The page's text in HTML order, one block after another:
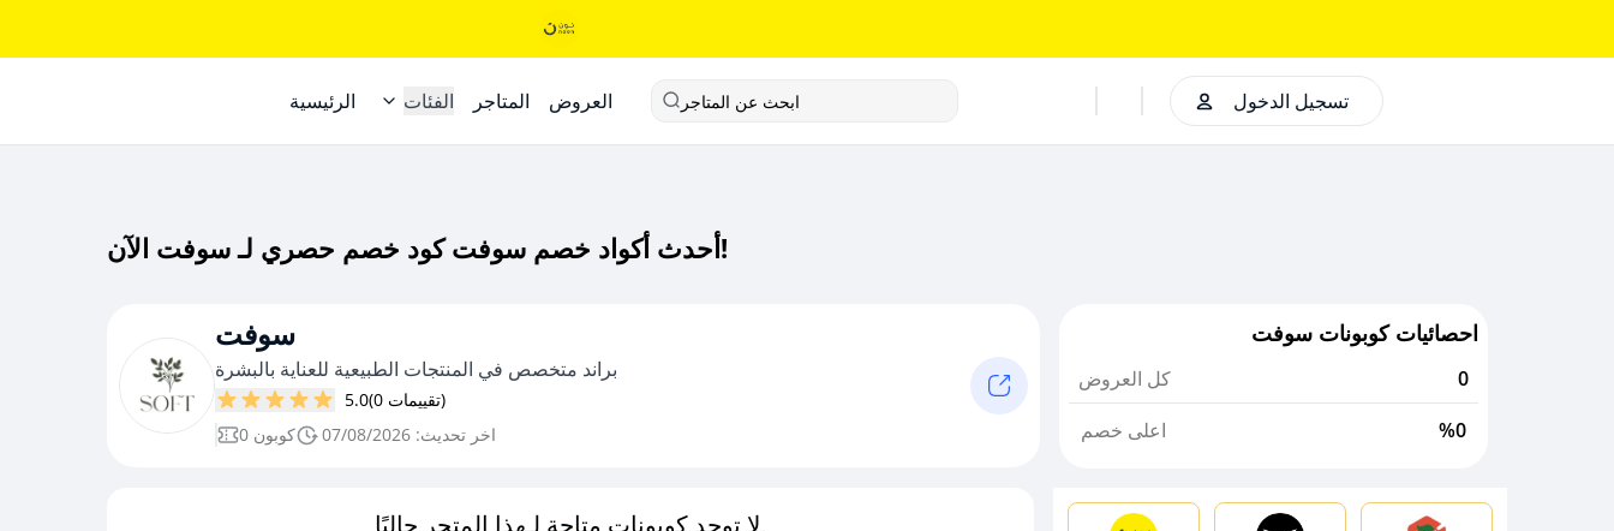
الرئيسية الفئات المتاجر العروض ابحث عن المتاجر تسجيل الدخول
أحدث أكواد خصم سوفت كود خصم حصري لـ سوفت الآن!
سوفت
براند متخصص في المنتجات الطبيعية للعناية بالبشرة
5.0
(0 تقييمات)
0 كوبون
اخر تحديث: 07/08/2026
احصائيات كوبونات سوفت
كل العروض
0
اعلى خصم
%0
لا توجد كوبونات متاحة لـهذا المتجر حاليًا.